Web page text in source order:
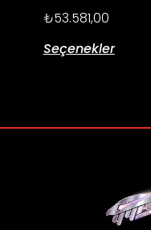
₺53.581,00
Seçenekler